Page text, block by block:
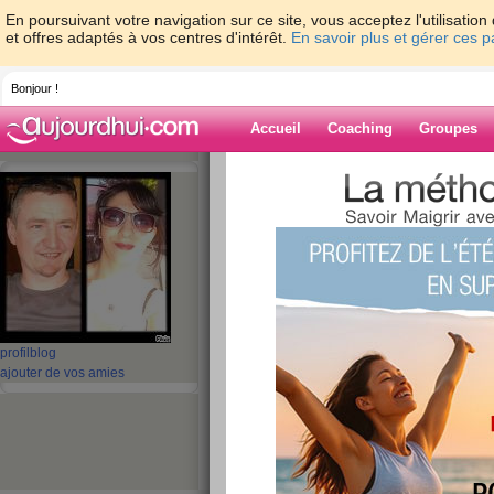
En poursuivant votre navigation sur ce site, vous acceptez
et offres adaptés à vos centres d'intérêt. En savoir plus et gérer ces
Bonjour !
Accueil Coaching Groupes
profil blog
ajouter de vos amies
>
> (et oui
Blog de
(et oui tue la clop
te tue ) c 'est vrai
publié le 24/05/2008 à 10:28